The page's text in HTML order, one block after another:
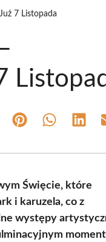
7 Listopada
Share Share Share
Święcie, które
i karuzela, co z
występy